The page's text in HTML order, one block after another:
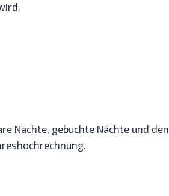
Nächte, gebuchte Nächte und den